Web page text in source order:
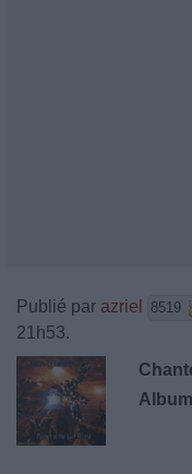
Publié par azriel 8519
21h53.